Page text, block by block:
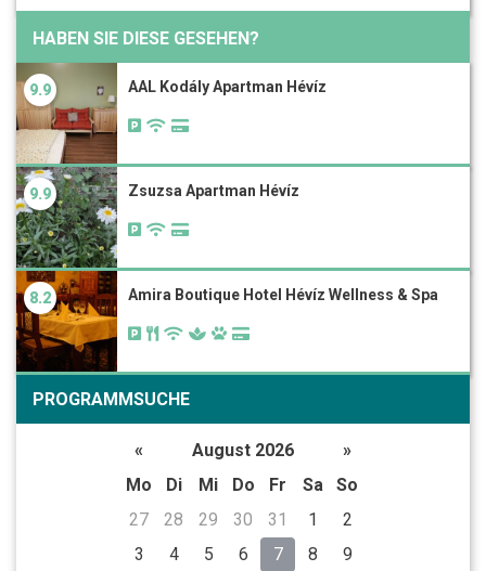
HABEN SIE DIESE GESEHEN?
9.9 AAL Kodály Apartman Hévíz
9.9 Zsuzsa Apartman Hévíz
8.2 Amira Boutique Hotel Hévíz Wellness & Spa
PROGRAMMSUCHE
« August 2026
»
Mo
Di Mi Do Fr Sa
So
27
28 29 30 31 1
2
3
4 5 6 7 8
9